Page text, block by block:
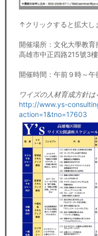
↑クリックすると拡大し
開催場所：文化大學教育
高雄市中正四路215號3樓
開催時間：午前９時～午
ワイズの人材育成方針
http://www.ys-
action=1&tno=17603